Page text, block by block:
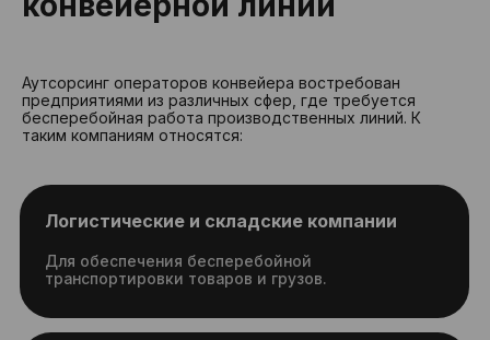
Аутсорсинг операторов конвейера востребован
предприятиями из различных сфер, где требуется
бесперебойная работа производственных линий. К
таким компаниям относятся:
Сельскохозяйственные
предприятия
Для переработки и упаковки сельхозпродукции.
Для контроля за работой конвейерных систем,
сборки и фасовки продукции, а также
пищевая промышленность